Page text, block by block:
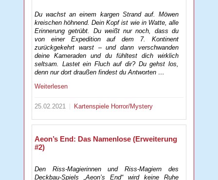
Du wachst an einem kargen Strand auf. Möwen
kreischen höhnend. Dein Kopf ist wie in Watte, alle
Erinnerung getrübt. Du weißt nur noch, dass du
von einer Expedition auf dem 7. Kontinent
zurückgekehrt warst – und dann verschwanden
deine Kameraden und du fühltest dich wirklich
seltsam. Lastet ein Fluch auf dir? Du gehst los,
denn nur dort draußen findest du Antworten …
Weiterlesen
25.02.2021 Kartenspiele Horror/Mystery
Aeon’s End: Das Namenlose (Erweiterung
#2)
Den Riss-Magierinnen und Riss-Magiern des
Deckbau-Spiels „Aeon’s End“ wird keine Ruhe